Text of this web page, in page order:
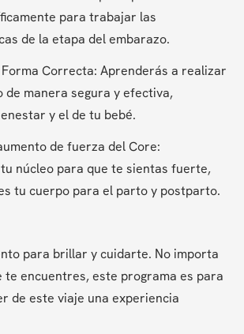
para trabajar las
de la etapa del embarazo.
Forma Correcta: Aprenderás a realizar
de manera segura y efectiva,
y el de tu bebé.
de fuerza del Core:
núcleo para que te sientas fuerte,
tu cuerpo para el parto y postparto.
para brillar y cuidarte. No importa
encuentres, este programa es para
de este viaje una experiencia